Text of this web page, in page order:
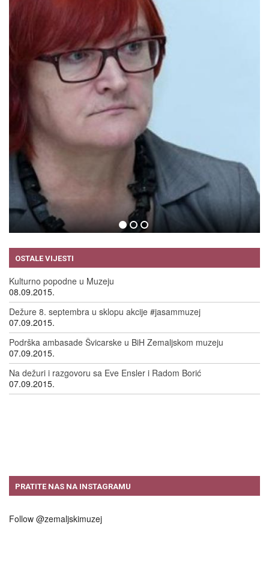
09.09.2015.
OSTALE VIJESTI
Kulturno popodne u Muzeju
08.09.2015.
Dežure 8. septembra u sklopu akcije #jasammuzej
07.09.2015.
Podrška ambasade Švicarske u BiH Zemaljskom muzeju
07.09.2015.
Na dežuri i razgovoru sa Eve Ensler i Radom Borić
07.09.2015.
PRATITE NAS NA INSTAGRAMU
Follow @zemaljskimuzej